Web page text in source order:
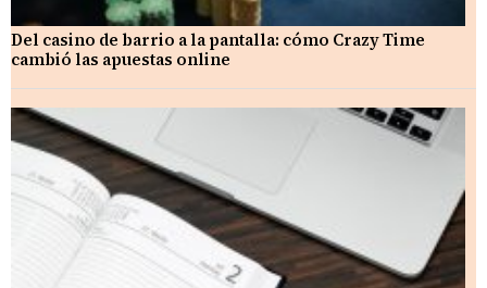
Del casino de barrio a la pantalla: cómo Crazy Time
cambió las apuestas online